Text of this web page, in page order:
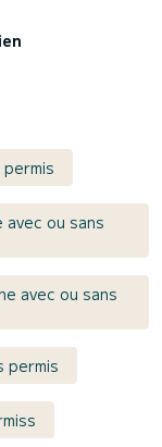
avec ou sans
avec ou sans
permis